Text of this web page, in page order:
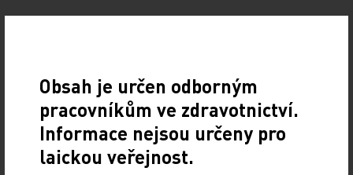
Obsah je určen odborným
pracovníkům ve zdravotnictví.
Informace nejsou určeny pro
laickou veřejnost.